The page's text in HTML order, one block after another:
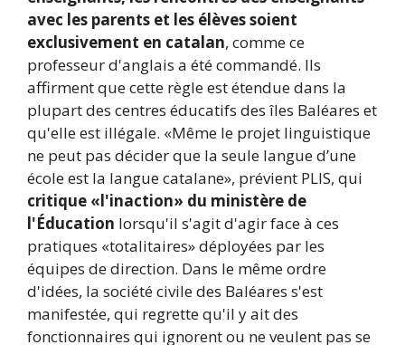
avec les parents et les élèves soient
exclusivement en catalan, comme ce
professeur d'anglais a été commandé. Ils
affirment que cette règle est étendue dans la
plupart des centres éducatifs des îles Baléares et
qu'elle est illégale. «Même le projet linguistique
ne peut pas décider que la seule langue d’une
école est la langue catalane», prévient PLIS, qui
critique «l'inaction» du ministère de
l'Éducation lorsqu'il s'agit d'agir face à ces
pratiques «totalitaires» déployées par les
équipes de direction. Dans le même ordre
d'idées, la société civile des Baléares s'est
manifestée, qui regrette qu'il y ait des
fonctionnaires qui ignorent ou ne veulent pas se